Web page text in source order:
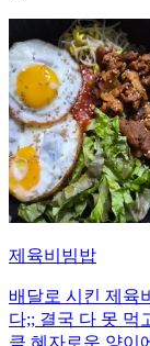
제육비빔밥
배달로 시킨 제육
다;; 결국 다 못 먹
큼 혜자로운 양이